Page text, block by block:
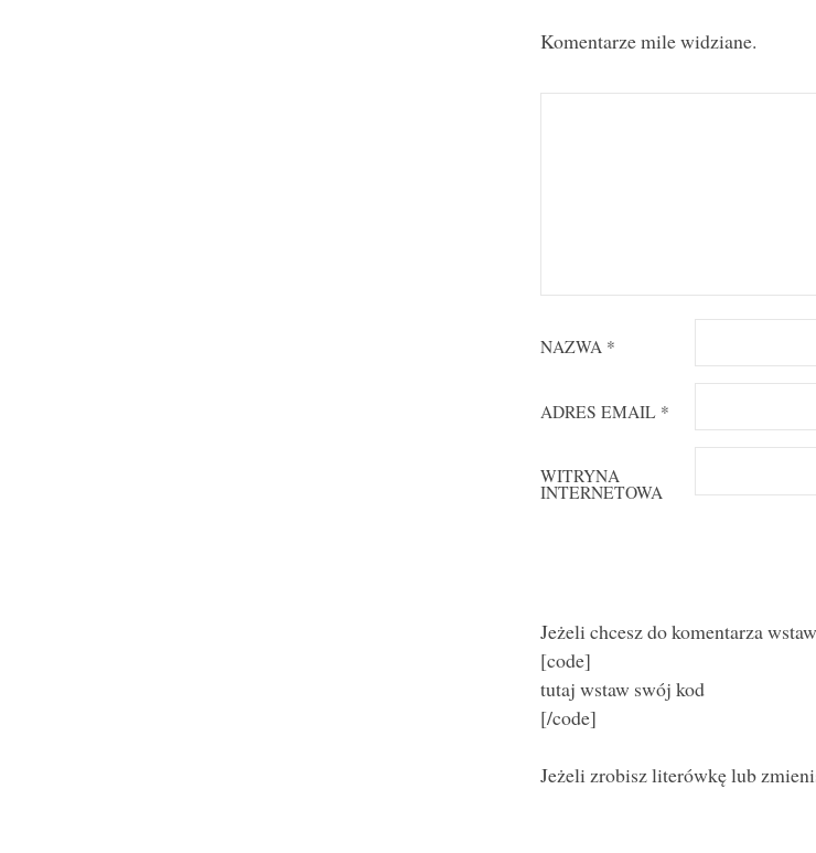
Komentarze mile widziane.
NAZWA *
ADRES EMAIL *
WITRYNA
INTERNETOWA
Jeżeli chcesz do komentarza
[code]
tutaj wstaw swój kod
[/code]
Jeżeli zrobisz literówkę lub